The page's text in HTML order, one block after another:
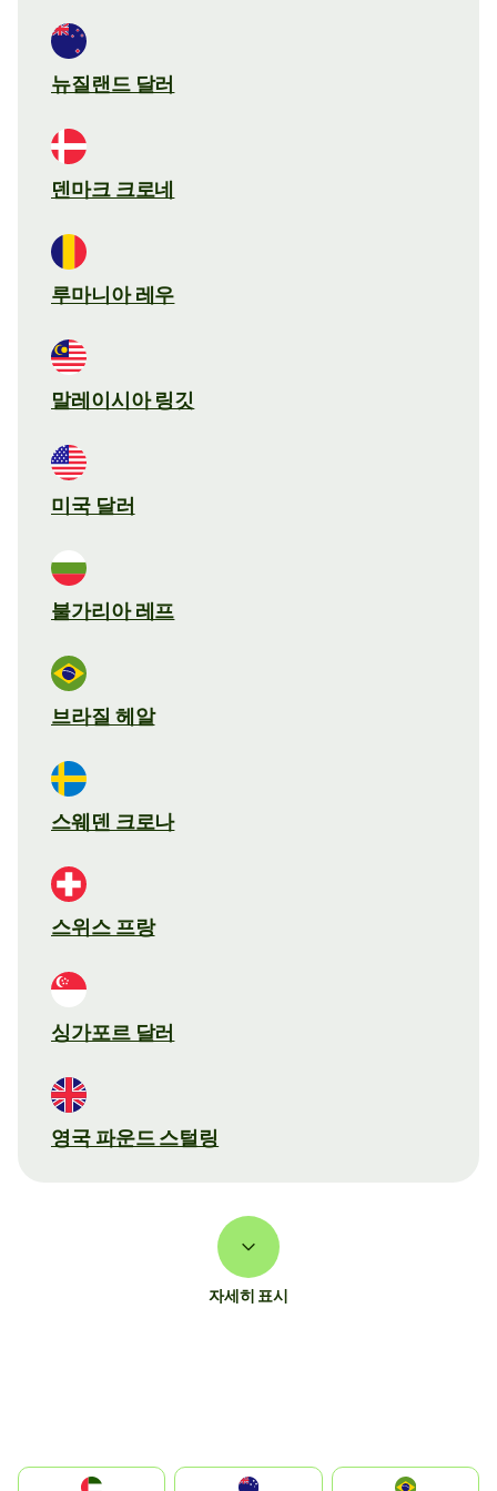
뉴질랜드 달러
덴마크 크로네
루마니아 레우
말레이시아 링깃
미국 달러
불가리아 레프
브라질 헤알
스웨덴 크로나
스위스 프랑
싱가포르 달러
영국 파운드 스털링
자세히 표시